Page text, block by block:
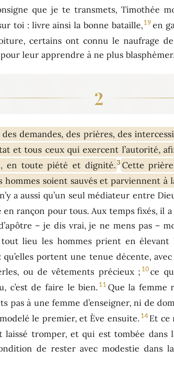
que je te transmets, Timothée
toi : livre ainsi la bonne bataille,19 en
certains ont connu le naufrage
leur apprendre à ne plus blasphémer.
2
des demandes, des prières, des
et tous ceux qui exercent l’autorité,
en toute piété et dignité.3 Cette
soient sauvés et parviennent à
a aussi qu’un seul médiateur entre
en rançon pour tous. Aux temps fixés, il
– je dis vrai, je ne mens pas –
tout lieu les hommes prient en
qu’elles portent une tenue décente,
ou de vêtements précieux ; 10ce
c’est de faire le bien. 11 Que la femme
pas à une femme d’enseigner, ni de
le premier, et Ève ensuite. 14 Et ce
laissé tromper, et qui est tombée dans
de rester avec modestie